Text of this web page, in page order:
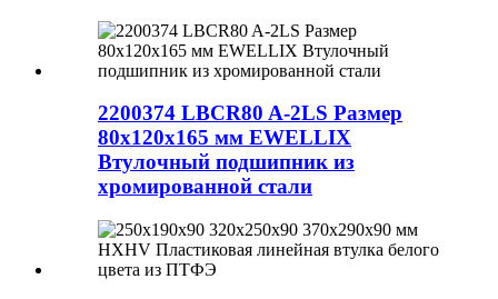
2200374 LBCR80 A-2LS Размер
80x120x165 мм EWELLIX
Втулочный подшипник из
хромированной стали